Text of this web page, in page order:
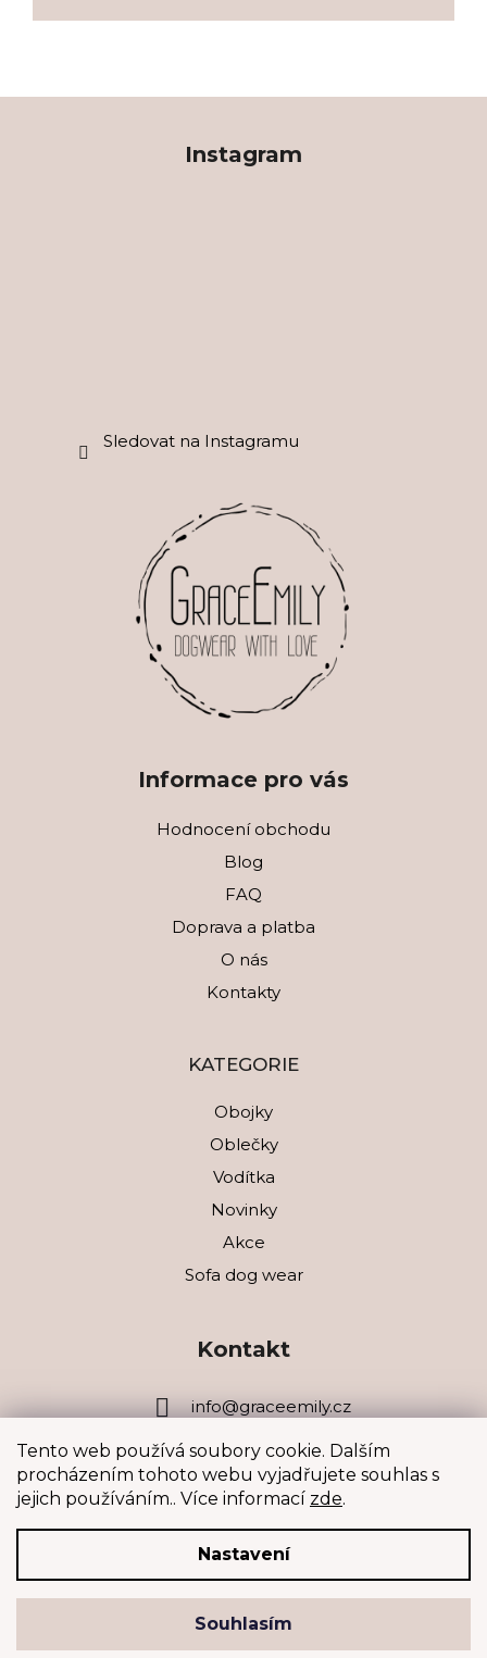
Tento web používá soubory cookie. Dalším
procházením tohoto webu vyjadřujete souhlas s
jejich používáním.. Více informací zde.
Nastavení
Souhlasím
Instagram
Sledovat na Instagramu
Informace pro vás
Hodnocení obchodu
Blog
FAQ
Doprava a platba
O nás
Kontakty
KATEGORIE
Obojky
Oblečky
Vodítka
Novinky
Akce
Sofa dog wear
Kontakt
info@graceemily.cz
+420 602 340 885
Vytvořil Shoptet &
GraceEmily. Všechna práva vyhrazena.